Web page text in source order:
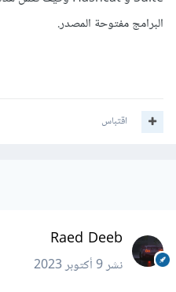
البرامج مفتوحة المصدر.
اقتباس
Raed Deeb
نشر9 أكتوبر 2023